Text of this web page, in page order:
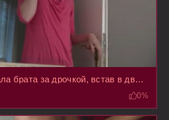
Девчонка застукала брата за дрочкой, встав в дверях затаила дыхание и не знает как поступить
0%